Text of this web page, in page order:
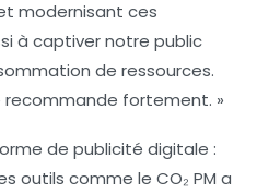
modernisant ces
à captiver notre public
de ressources.
recommande fortement. »
de publicité digitale :
outils comme le CO₂ PM a